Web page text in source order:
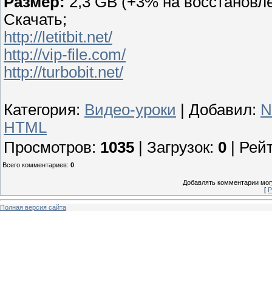
Скачать;
http://letitbit.net/
http://vip-file.com/
http://turbobit.net/
Категория: Видео-уроки Добавил:
HTML
Просмотров: 1035 Загрузок: 0
Всего комментариев: 0
Добавлять комментарии
[
Полная версия сайта